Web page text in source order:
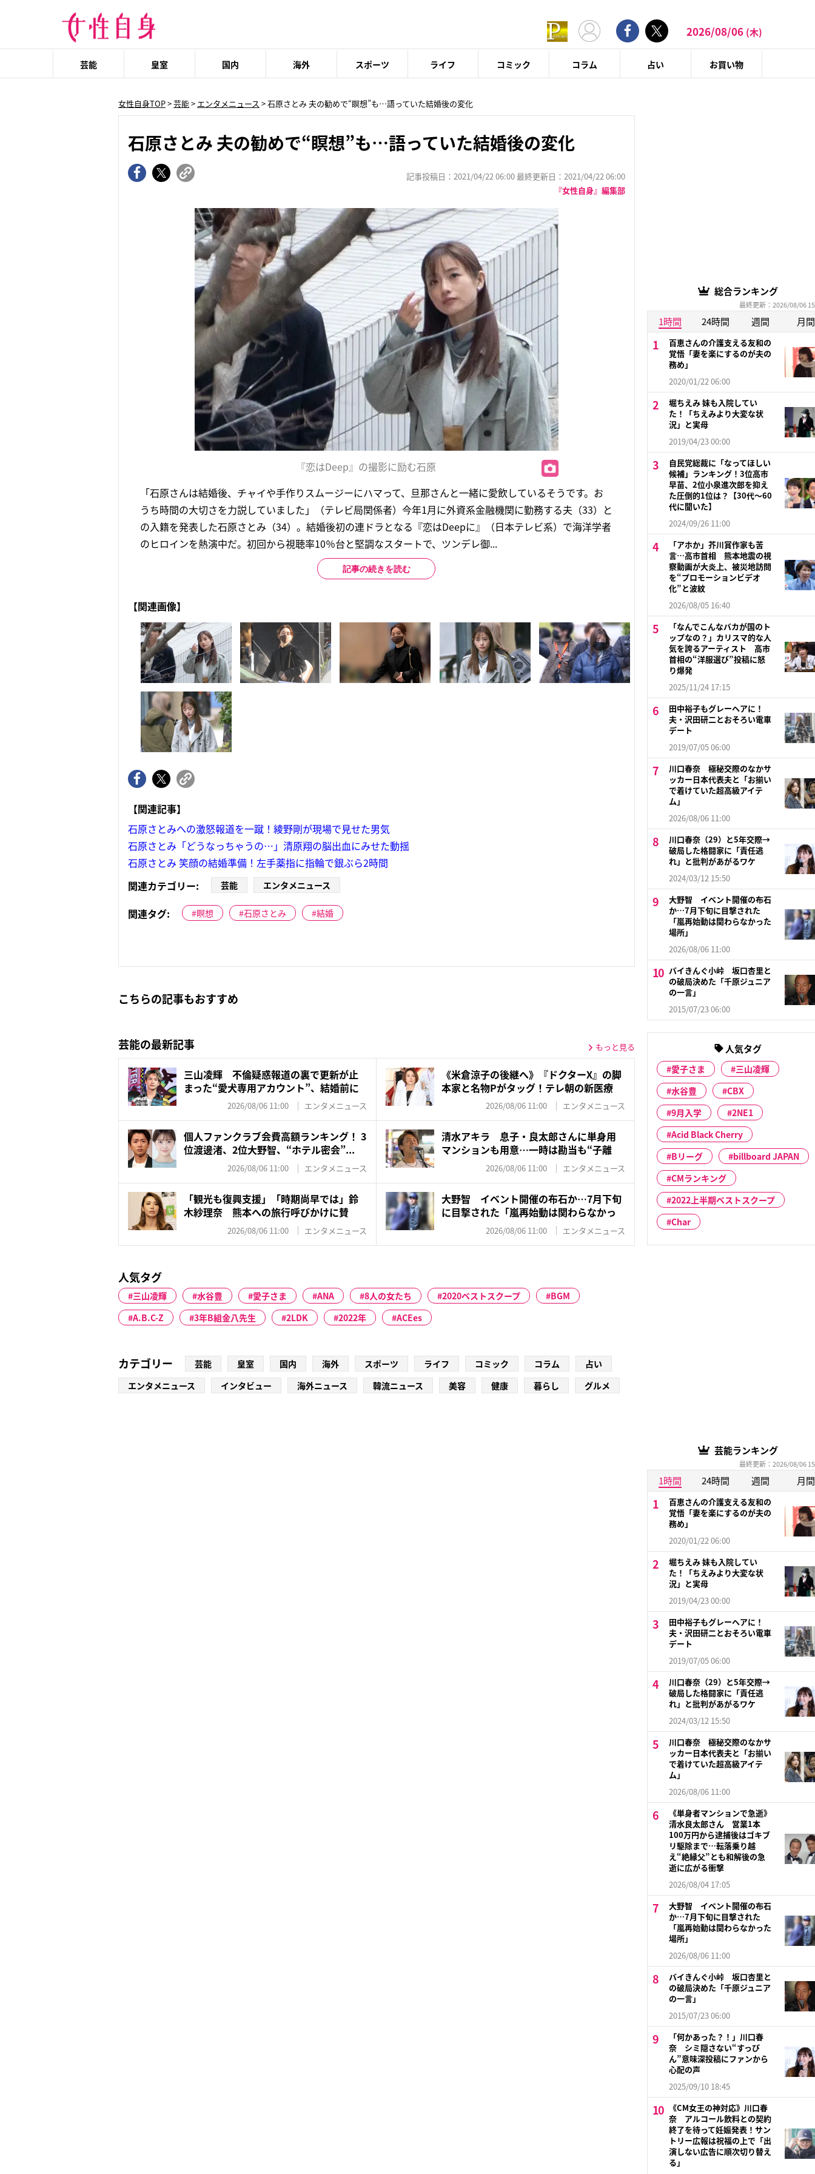
2026/08/06 (木)
芸能 皇室 国内 海外 スポーツ ライフ コミック コラム 占い お買い物
女性自身TOP>芸能> エンタメニュース > 石原さとみ 夫の勧めで“瞑想”も…語っていた結婚後の変化
石原さとみ 夫の勧めで“瞑想”も…語っていた結婚後の変化
記事投稿日：2021/04/22 06:00 最終更新日：2021/04/22 06:00
『女性自身』編集部
『恋はDeep』の撮影に励む石原
「石原さんは結婚後、チャイや手作りスムージーにハマって、旦那さんと一緒に愛飲しているそうです。お
うち時間の大切さを力説していました」（テレビ局関係者）今年1月に外資系金融機関に勤務する夫（33）と
の入籍を発表した石原さとみ（34）。結婚後初の連ドラとなる『恋はDeepに』（日本テレビ系）で海洋学者
のヒロインを熱演中だ。初回から視聴率10％台と堅調なスタートで、ツンデレ御...
記事の続きを読む
【関連画像】
【関連記事】
石原さとみへの激怒報道を一蹴！綾野剛が現場で見せた男気
石原さとみ「どうなっちゃうの…」清原翔の脳出血にみせた動揺
石原さとみ 笑顔の結婚準備！左手薬指に指輪で銀ぶら2時間
関連カテゴリー:
芸能 エンタメニュース
関連タグ: 瞑想 石原さとみ 結婚
こちらの記事もおすすめ
芸能の最新記事 もっと見る
三山凌輝 不倫疑惑報道の裏で更新が止
まった“愛犬専用アカウント”、結婚前に
2026/08/06 11:00 エンタメニュース
《米倉涼子の後継へ》『ドクターX』の脚
本家と名物Pがタッグ！テレ朝の新医療
2026/08/06 11:00 エンタメニュース
個人ファンクラブ会費高額ランキング！ 3
位渡邊渚、2位大野智、“ホテル密会”...
2026/08/06 11:00 エンタメニュース
清水アキラ 息子・良太郎さんに単身用
マンションも用意…一時は勘当も“子離
2026/08/06 11:00 エンタメニュース
「観光も復興支援」「時期尚早では」鈴
木紗理奈 熊本への旅行呼びかけに賛
2026/08/06 11:00 エンタメニュース
大野智 イベント開催の布石か…7月下旬
に目撃された「嵐再始動は関わらなかっ
2026/08/06 11:00 エンタメニュース
人気タグ
三山凌輝 水谷豊 愛子さま ANA 8人の女たち 2020ベストスクープ
BGM
A.B.C-Z
3年B組金八先生 2LDK 2022年 ACEes
カテゴリー 芸能 皇室 国内 海外 スポーツ ライフ コミック コラム
占い
エンタメニュース
インタビュー 海外ニュース 韓流ニュース 美容 健康 暮らし グルメ
総合ランキング
最終更新：2026/08/06
1時間 24時間 週間 月間
百恵さんの介護支える友和の
覚悟「妻を楽にするのが夫の
務め」
2020/01/22 06:00
堀ちえみ 妹も入院してい
た！「ちえみより大変な状
況」と実母
2019/04/23 00:00
自民党総裁に「なってほしい
候補」ランキング！3位高市
早苗、2位小泉進次郎を抑え
た圧倒的1位は？【30代〜60
代に聞いた】
2024/09/26 11:00
「アホか」芥川賞作家も苦
言…高市首相 熊本地震の視
察動画が大炎上、被災地訪問
を“プロモーションビデオ
化”と波紋
2026/08/05 16:40
「なんでこんなバカが国のト
ップなの？」カリスマ的な人
気を誇るアーティスト 高市
首相の“洋服選び”投稿に怒
り爆発
2025/11/24 17:15
田中裕子もグレーヘアに！
夫・沢田研二とおそろい電車
デート
2019/07/05 06:00
川口春奈 極秘交際のなかサ
ッカー日本代表夫と「お揃い
で着けていた超高級アイテ
ム」
2026/08/06 11:00
川口春奈（29）と5年交際→
破局した格闘家に「責任逃
れ」と批判があがるワケ
2024/03/12 15:50
大野智 イベント開催の布石
か…7月下旬に目撃された
「嵐再始動は関わらなかった
場所」
2026/08/06 11:00
バイきんぐ小峠 坂口杏里と
の破局決めた「千原ジュニア
の一言」
2015/07/23 06:00
人気タグ
愛子さま
三山凌輝
水谷豊
CBX
9月入学
2NE1
Acid Black Cherry
Bリーグ
billboard JAPAN
CMランキング
2022上半期ベストスクープ
Char
芸能ランキング
最終更新：2026/08/06
1時間 24時間 週間 月間
百恵さんの介護支える友和の
覚悟「妻を楽にするのが夫の
務め」
2020/01/22 06:00
堀ちえみ 妹も入院してい
た！「ちえみより大変な状
況」と実母
2019/04/23 00:00
田中裕子もグレーヘアに！
夫・沢田研二とおそろい電車
デート
2019/07/05 06:00
川口春奈（29）と5年交際→
破局した格闘家に「責任逃
れ」と批判があがるワケ
2024/03/12 15:50
川口春奈 極秘交際のなかサ
ッカー日本代表夫と「お揃い
で着けていた超高級アイテ
ム」
2026/08/06 11:00
《単身者マンションで急逝》
清水良太郎さん 営業1本
100万円から逮捕後はゴキブ
リ駆除まで…転落乗り越
え“絶縁父”とも和解後の急
逝に広がる衝撃
2026/08/04 17:05
大野智 イベント開催の布石
か…7月下旬に目撃された
「嵐再始動は関わらなかった
場所」
2026/08/06 11:00
バイきんぐ小峠 坂口杏里と
の破局決めた「千原ジュニア
の一言」
2015/07/23 06:00
「何かあった？！」川口春
奈 シミ隠さない“すっぴ
ん”意味深投稿にファンから
心配の声
2025/09/10 18:45
《CM女王の神対応》川口春
奈 アルコール飲料との契約
終了を待って妊娠発表！サン
トリー広報は祝福の上で「出
演しない広告に順次切り替え
る」